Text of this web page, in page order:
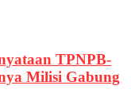
TPNPB-
Milisi Gabung